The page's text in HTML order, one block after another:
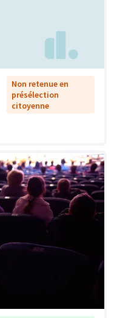
Non retenue en
présélection
citoyenne